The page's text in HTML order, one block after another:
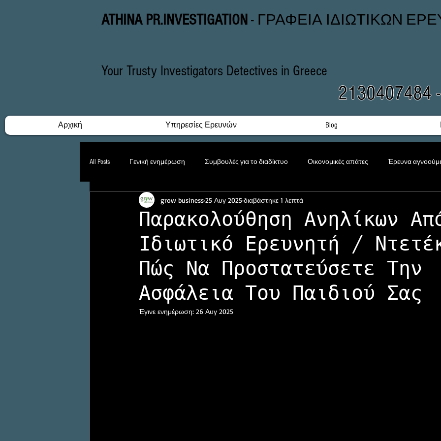
ATHINA PR.INVESTIGATION - ΓΡΑΦΕΙΑ ΙΔΙΩΤΙΚΩΝ
Your Trusty Investigators Detectives in Greece
2130407484
Αρχική Υπηρεσίες Ερευνών Blog
All Posts Γενική ενημέρωση Συμβουλές για το διαδίκτυο Οικονομικές απάτες Έρευνα
Δικαστικές Υποθέσεις Stalking Εκφοβισμός Προστασία Ανηλίκων
Οικογενειακές υποθέσεις
Παρακολούθηση Ανηλίκων
Ιδιωτικό Ερευνητή /
Πώς Να Προστατεύσετε Την
Ασφάλεια Του Παιδιού Σας
grow business25 Αυγ 2025διαβάστηκε 1 λεπτά
Έγινε ενημέρωση: 26 Αυγ 2025